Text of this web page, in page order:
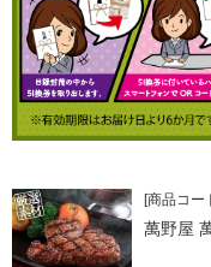
[商品コー
萬野屋